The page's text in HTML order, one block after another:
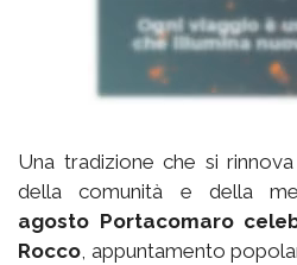
Una tradizione che si
della comunità e della
agosto Portacomaro
Rocco, appuntamento